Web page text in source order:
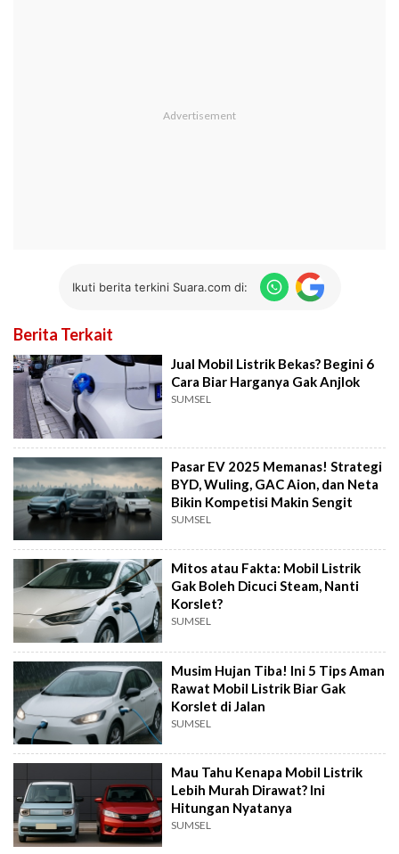
Ikuti berita terkini Suara.com di:
Berita Terkait
Jual Mobil Listrik Bekas? Begini 6
Cara Biar Harganya Gak Anjlok
SUMSEL
Pasar EV 2025 Memanas! Strategi
BYD, Wuling, GAC Aion, dan Neta
Bikin Kompetisi Makin Sengit
SUMSEL
Mitos atau Fakta: Mobil Listrik
Gak Boleh Dicuci Steam, Nanti
Korslet?
SUMSEL
Musim Hujan Tiba! Ini 5 Tips Aman
Rawat Mobil Listrik Biar Gak
Korslet di Jalan
SUMSEL
Mau Tahu Kenapa Mobil Listrik
Lebih Murah Dirawat? Ini
Hitungan Nyatanya
SUMSEL